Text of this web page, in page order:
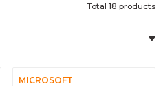
Total 18 products
MICROSOFT